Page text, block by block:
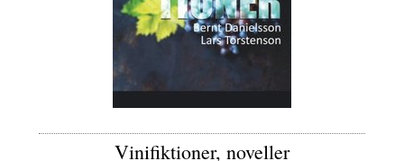
Vinifiktioner, noveller